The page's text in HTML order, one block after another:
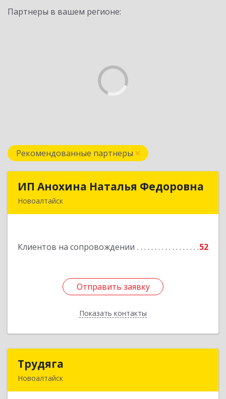
Партнеры в вашем регионе:
Рекомендованные партнеры
ИП Анохина Наталья Федоровна
Новоалтайск
Клиентов на сопровождении 52
Отправить заявку
Показать контакты
ИП Анохина Наталья Федоровна
Подробнее
Отправить заявку
Назад
Трудяга
Новоалтайск